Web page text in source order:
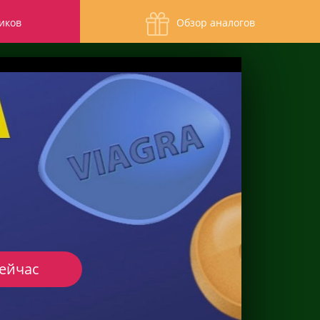
Обзор аналогов